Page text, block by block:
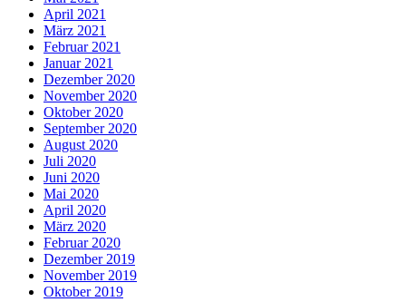
April 2021
März 2021
Februar 2021
Januar 2021
Dezember 2020
November 2020
Oktober 2020
September 2020
August 2020
Juli 2020
Juni 2020
Mai 2020
April 2020
März 2020
Februar 2020
Dezember 2019
November 2019
Oktober 2019